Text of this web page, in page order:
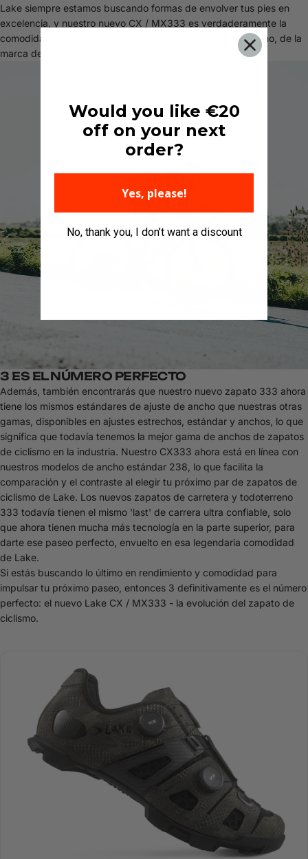
Lake siempre estamos buscando formas de envolver tus pies en
excelencia, y nuestro nuevo CX / MX333 es verdaderamente la
comodidad de la próxima generación de zapatos de ciclismo, de la
marca de zapatos de ciclismo más cómoda del mundo.
3 ES EL NÚMERO PERFECTO
Además, también encontrarás que nuestro nuevo zapato 333 ahora
tiene los mismos estándares de ajuste de ancho que nuestras otras
gamas, disponibles en ajustes estrechos, estándar y anchos, lo que
significa que todavía tenemos la mejor gama de anchos de zapatos
de ciclismo en la industria. Nuestro CX333 ahora está en línea con
nuestros modelos de ancho estándar 238, lo que facilita la
comparación y el contraste al elegir tu próximo par de zapatos de
ciclismo de Lake. Los nuevos zapatos de carretera y todoterreno
333 todavía tienen el mismo 'last' de carrera ultra confiable, solo
que ahora tienen mucha más tecnología en la parte superior, para
darte ese paseo perfecto, envuelto en esa legendaria comodidad
de Lake.
Si estás buscando lo último en rendimiento y comodidad para
impulsar tu próximo paseo, entonces 3 definitivamente es el número
perfecto: el nuevo Lake CX / MX333 - la evolución del zapato de
ciclismo.
Would you like €20
off on your next
order?
Yes, please!
No, thank you, I don’t want a discount